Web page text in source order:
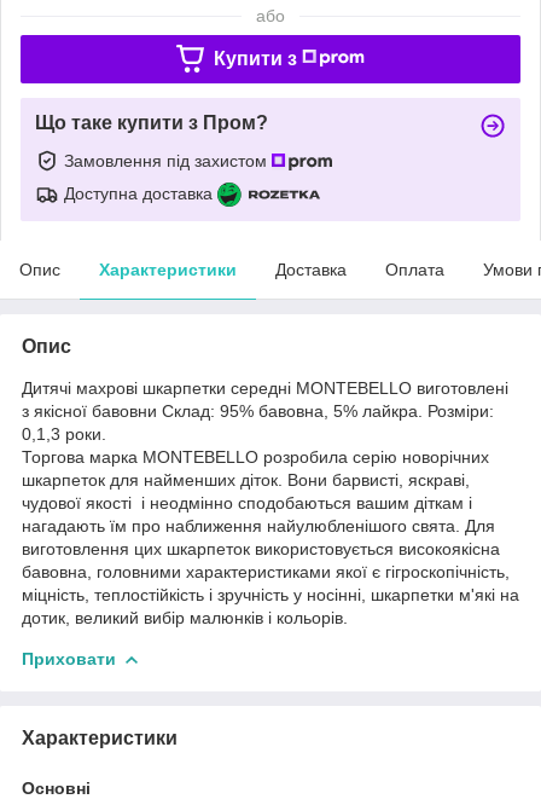
або
Купити з
Що таке купити з Пром?
Замовлення під захистом
Доступна доставка
Опис Характеристики Доставка Оплата Умови
Опис
Дитячі махрові шкарпетки середні MONTEBELLO виготовлені
з якісної бавовни Склад: 95% бавовна, 5% лайкра. Розміри:
0,1,3 роки.
Торгова марка MONTEBELLO розробила серію новорічних
шкарпеток для найменших діток. Вони барвисті, яскраві,
чудової якості і неодмінно сподобаються вашим діткам і
нагадають їм про наближення найулюбленішого свята. Для
виготовлення цих шкарпеток використовується високоякісна
бавовна, головними характеристиками якої є гігроскопічність,
міцність, теплостійкість і зручність у носінні, шкарпетки м'які на
дотик, великий вибір малюнків і кольорів.
Приховати
Характеристики
Основні